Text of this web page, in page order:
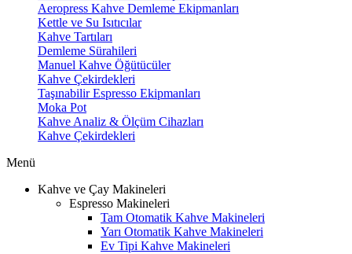
Aeropress Kahve Demleme Ekipmanları
Kettle ve Su Isıtıcılar
Kahve Tartıları
Demleme Sürahileri
Manuel Kahve Öğütücüler
Kahve Çekirdekleri
Taşınabilir Espresso Ekipmanları
Moka Pot
Kahve Analiz & Ölçüm Cihazları
Kahve Çekirdekleri
Menü
Kahve ve Çay Makineleri
Espresso Makineleri
Tam Otomatik Kahve Makineleri
Yarı Otomatik Kahve Makineleri
Ev Tipi Kahve Makineleri